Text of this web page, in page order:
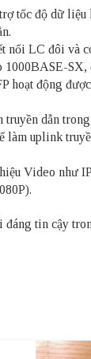
tốc độ dữ liệu
nối LC đôi và
động
dẫn
làm uplink
Video
tin cậy